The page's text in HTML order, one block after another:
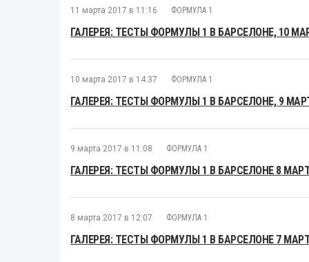
11 марта 2017 в 11:16 ФОРМУЛА 1
ГАЛЕРЕЯ: ТЕСТЫ ФОРМУЛЫ 1 В БАРСЕЛОНЕ, 10
10 марта 2017 в 14:37 ФОРМУЛА 1
ГАЛЕРЕЯ: ТЕСТЫ ФОРМУЛЫ 1 В БАРСЕЛОНЕ, 9
9 марта 2017 в 11:08 ФОРМУЛА 1
ГАЛЕРЕЯ: ТЕСТЫ ФОРМУЛЫ 1 В БАРСЕЛОНЕ 8
8 марта 2017 в 12:07 ФОРМУЛА 1
ГАЛЕРЕЯ: ТЕСТЫ ФОРМУЛЫ 1 В БАРСЕЛОНЕ 7